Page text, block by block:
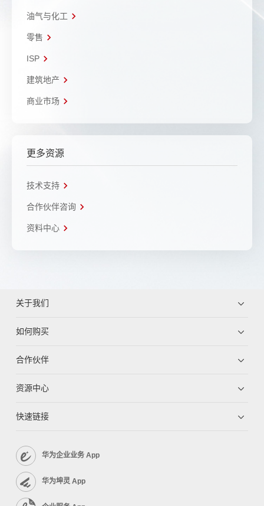
油气与化工
零售
ISP
建筑地产
商业市场
更多资源
技术支持
合作伙伴咨询
资料中心
关于我们
如何购买
合作伙伴
资源中心
快速链接
华为企业业务 App
华为坤灵 App